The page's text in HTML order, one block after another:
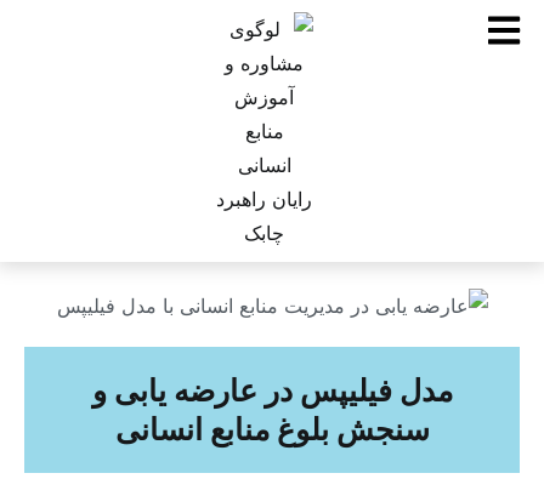
مدل فیلیپس در عارضه یابی و
سنجش بلوغ منابع انسانی